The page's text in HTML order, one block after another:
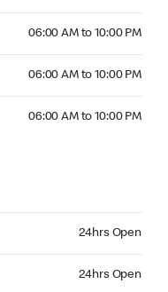
06:00 AM to 10:00 PM
06:00 AM to 10:00 PM
06:00 AM to 10:00 PM
24hrs Open
24hrs Open